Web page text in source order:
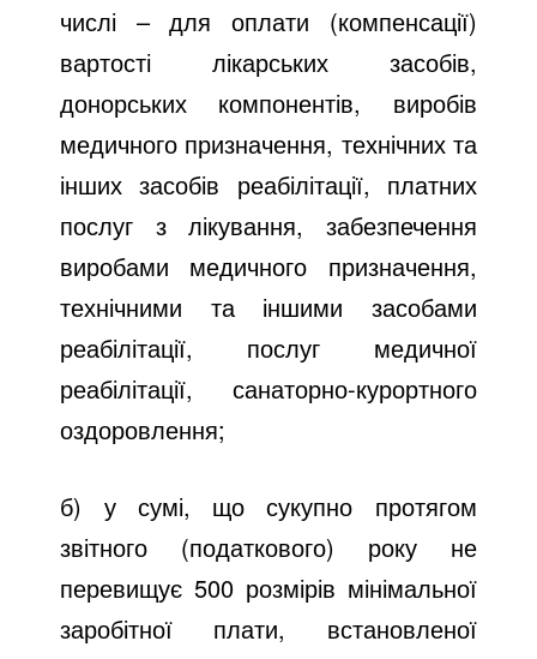
числі – для оплати (компенсації)
вартості лікарських засобів,
донорських компонентів, виробів
медичного призначення, технічних та
інших засобів реабілітації, платних
послуг з лікування, забезпечення
виробами медичного призначення,
технічними та іншими засобами
реабілітації, послуг медичної
реабілітації, санаторно-курортного
оздоровлення;
б) у сумі, що сукупно протягом
звітного (податкового) року не
перевищує 500 розмірів мінімальної
заробітної плати, встановленої